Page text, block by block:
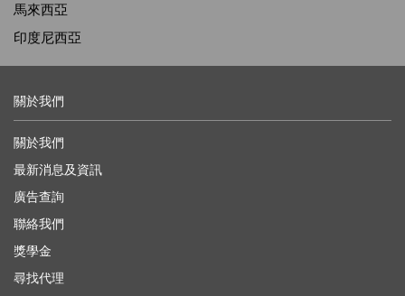
馬來西亞
印度尼西亞
關於我們
關於我們
最新消息及資訊
廣告查詢
聯絡我們
獎學金
尋找代理